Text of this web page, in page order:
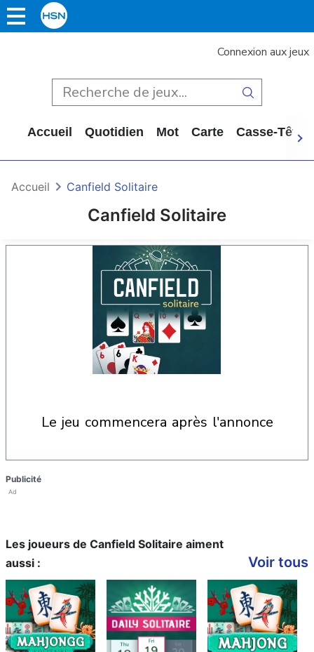
Connexion aux jeux
Accueil Quotidien Mot Carte Casse-Tête
Canfield Solitaire
Accueil Canfield Solitaire
le jeu commencera après l'annonce
Publicité
Ad
Les joueurs de Canfield Solitaire aiment
aussi :
Voir tous